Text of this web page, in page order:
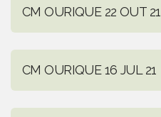
CM OURIQUE 22 OUT 21
CM OURIQUE 16 JUL 21